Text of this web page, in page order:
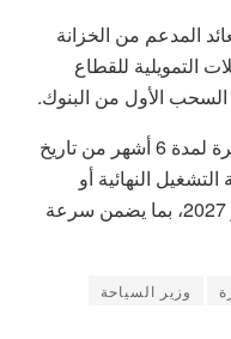
المدعم من الخزانة
التمويلية للقطاع
أشار البيان، إلى أنه تقرر فتح مهلة أخيرة لمدة 6 أشهر من تاريخ
النهائية أو
المؤقتة في موعد أقصاه نهاية ديسمبر 2027، بما يضمن سرعة
وزير السياحة